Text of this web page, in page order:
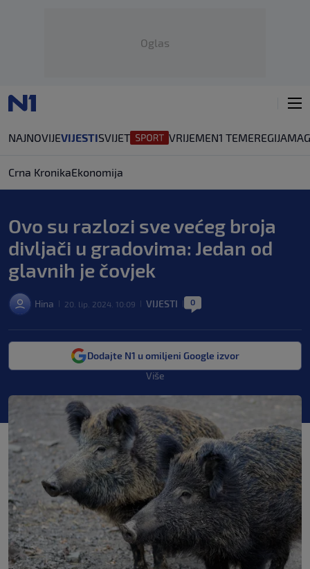
Oglas
NAJNOVIJEVIJESTISVIJET VRIJEMEN1 TEMEREGIJA
Crna KronikaEkonomija
Ovo su razlozi sve većeg broja
divljači u gradovima: Jedan od
glavnih je čovjek
Hina 20. lip. 2024. 10:09 VIJESTI 0
Dodajte N1 u omiljeni Google izvor
Više